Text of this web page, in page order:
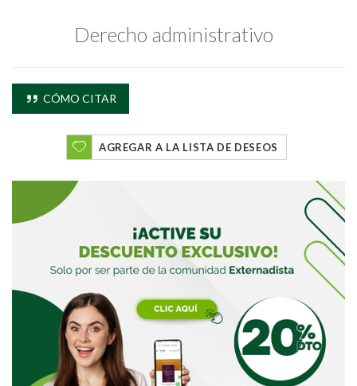
Buscar
Derecho administrativo
CÓMO CITAR
AGREGAR A LA LISTA DE DESEOS